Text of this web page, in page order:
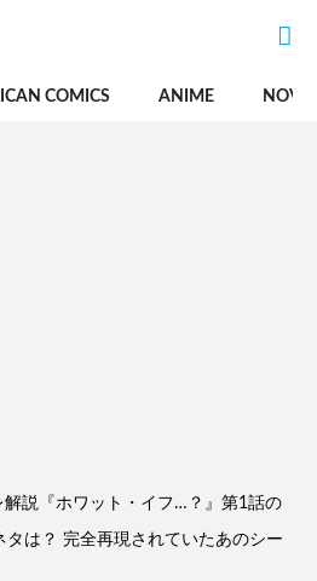
COMICS ANIME
解説『ホワット・イフ…？』第1話の
は？ 完全再現されていたあのシー